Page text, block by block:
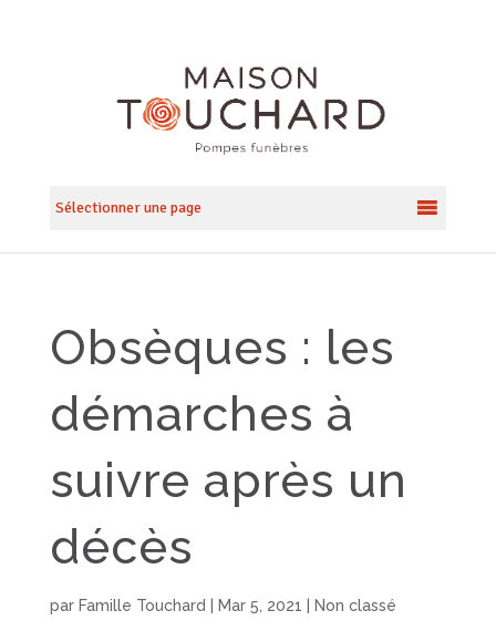
Sélectionner une page
Obsèques : les
démarches à
suivre après un
décès
par Famille Touchard Mar 5, 2021 Non classé